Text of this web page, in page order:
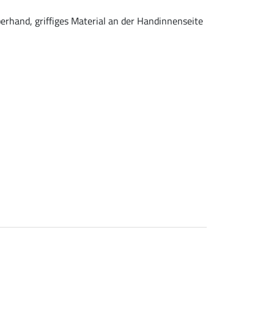
griffiges Material an der Handinnenseite